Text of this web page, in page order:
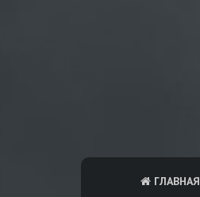
ГЛАВНАЯ